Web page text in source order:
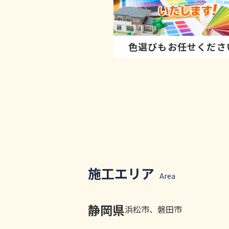
色選びもお任せくださ
施工エリア Area
静岡県浜松市、磐田市